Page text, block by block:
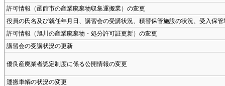
許可情報（函館市の産業廃棄物収集運搬業）の変更
役員の氏名及び就任年月日、講習会の受講状況、積替保管施設の状況、受入保
許可情報（旭川の産業廃棄物・処分許可証更新）の変更
講習会の受講状況の更新
優良産廃業者認定制度に係る公開情報の変更
運搬車輌の状況の変更